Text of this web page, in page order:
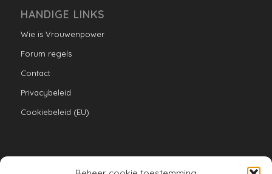
HANDIGE LINKS
Wie is Vrouwenpower
Forum regels
Contact
Privacybeleid
Cookiebeleid (EU)